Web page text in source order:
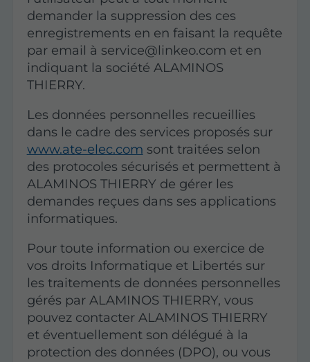
demander la suppression des ces
enregistrements en en faisant la requête
par email à service@linkeo.com et en
indiquant la société ALAMINOS
THIERRY.
Les données personnelles recueillies
dans le cadre des services proposés sur
www.ate-elec.com sont traitées selon
des protocoles sécurisés et permettent à
ALAMINOS THIERRY de gérer les
demandes reçues dans ses applications
informatiques.
Pour toute information ou exercice de
vos droits Informatique et Libertés sur
les traitements de données personnelles
gérés par ALAMINOS THIERRY, vous
pouvez contacter ALAMINOS THIERRY
et éventuellement son délégué à la
protection des données (DPO), ou vous